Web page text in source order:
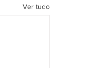
Ver tudo